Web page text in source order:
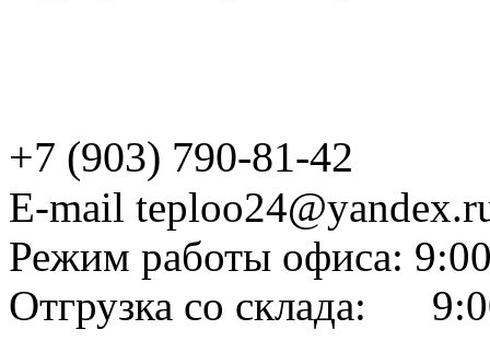
+7 (903) 790-81-42
E-mail
Режим работы офиса:
Отгрузка со склада: